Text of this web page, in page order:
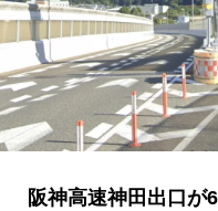
阪神高速神田出口が